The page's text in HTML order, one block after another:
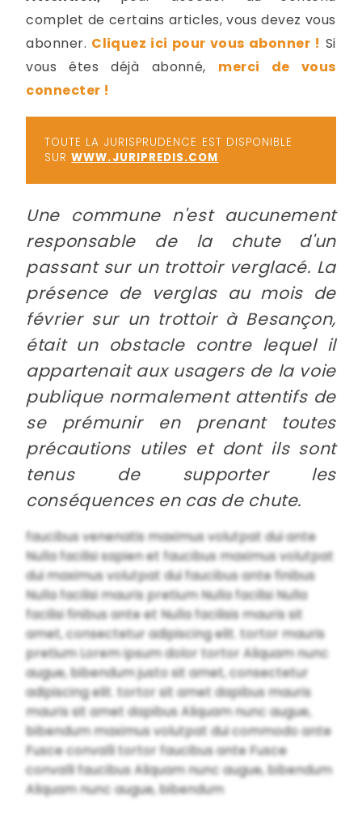
complet de certains articles, vous devez vous
abonner. Cliquez ici pour vous abonner ! Si
vous êtes déjà abonné, merci de vous
connecter !
TOUTE LA JURISPRUDENCE EST DISPONIBLE
SURWWW.JURIPREDIS.COM
Une commune n'est aucunement
responsable de la chute d'un
passant sur un trottoir verglacé. La
présence de verglas au mois de
février sur un trottoir à Besançon,
était un obstacle contre lequel il
appartenait aux usagers de la voie
publique normalement attentifs de
se prémunir en prenant toutes
précautions utiles et dont ils sont
tenus de supporter les
conséquences en cas de chute.
faucibus venenatis maximus volutpat dui ante
Nulla facilisi sapien et faucibus maximus volutpat
dui maximus volutpat dui faucibus ante finibus
Nulla facilisi mauris pretium Nulla facilisi Nulla
facilisi finibus ante et Nulla facilisis mauris sit
amet, consectetur adipiscing elit. tortor mauris
pretium Lorem ipsum dolor tortor Aliquam nunc
augue, bibendum justo sit amet, consectetur
adipiscing elit. tortor sit amet dapibus mauris
mauris sit amet dapibus Aliquam nunc augue,
bibendum maximus volutpat dui commodo ante
Fusce convalli tortor faucibus ante Fusce
convalli faucibus Aliquam nunc augue, bibendum
Aliquam nunc augue, bibendum